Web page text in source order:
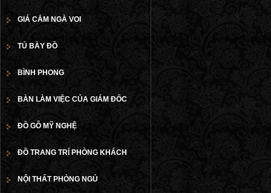
GIÁ CẮM NGÀ VOI
TỦ BÀY ĐỒ
BÌNH PHONG
BÀN LÀM VIỆC CỦA GIÁM ĐỐC
ĐỒ GỖ MỸ NGHỆ
ĐỒ TRANG TRÍ PHÒNG KHÁCH
NỘI THẤT PHÒNG NGỦ